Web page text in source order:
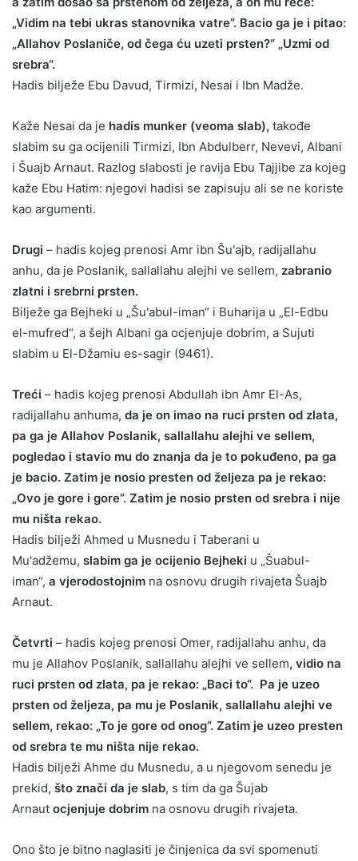
„Vidim na tebi ukras stanovnika vatre“. Bacio ga je i pitao:
„Allahov Poslaniče, od čega ću uzeti prsten?“ „Uzmi od
srebra“.
Hadis bilježe Ebu Davud, Tirmizi, Nesai i Ibn Madže.
Kaže Nesai da je hadis munker (veoma slab), takođe
slabim su ga ocijenili Tirmizi, Ibn Abdulberr, Nevevi, Albani
i Šuajb Arnaut. Razlog slabosti je ravija Ebu Tajjibe za kojeg
kaže Ebu Hatim: njegovi hadisi se zapisuju ali se ne koriste
kao argumenti.
Drugi – hadis kojeg prenosi Amr ibn Šu'ajb, radijallahu
anhu, da je Poslanik, sallallahu alejhi ve sellem, zabranio
zlatni i srebrni prsten.
Bilježe ga Bejheki u „Šu'abul-iman“ i Buharija u „El-Edbu
el-mufred“, a šejh Albani ga ocjenjuje dobrim, a Sujuti
slabim u El-Džamiu es-sagir (9461).
Treći – hadis kojeg prenosi Abdullah ibn Amr El-As,
radijallahu anhuma, da je on imao na ruci prsten od zlata,
pa ga je Allahov Poslanik, sallallahu alejhi ve sellem,
pogledao i stavio mu do znanja da je to pokuđeno, pa ga
je bacio. Zatim je nosio presten od željeza pa je rekao:
„Ovo je gore i gore“. Zatim je nosio prsten od srebra i nije
mu ništa rekao.
Hadis bilježi Ahmed u Musnedu i Taberani u
Mu'adžemu, slabim ga je ocijenio Bejheki u „Šuabul-
iman“, a vjerodostojnim na osnovu drugih rivajeta Šuajb
Arnaut.
Četvrti – hadis kojeg prenosi Omer, radijallahu anhu, da
mu je Allahov Poslanik, sallallahu alejhi ve sellem, vidio na
ruci prsten od zlata, pa je rekao: „Baci to“. Pa je uzeo
prsten od željeza, pa mu je Poslanik, sallallahu alejhi ve
sellem, rekao: „To je gore od onog“. Zatim je uzeo presten
od srebra te mu ništa nije rekao.
Hadis bilježi Ahme du Musnedu, a u njegovom senedu je
prekid, što znači da je slab, s tim da ga Šujab
Arnaut ocjenjuje dobrim na osnovu drugih rivajeta.
Ono što je bitno naglasiti je činjenica da svi spomenuti